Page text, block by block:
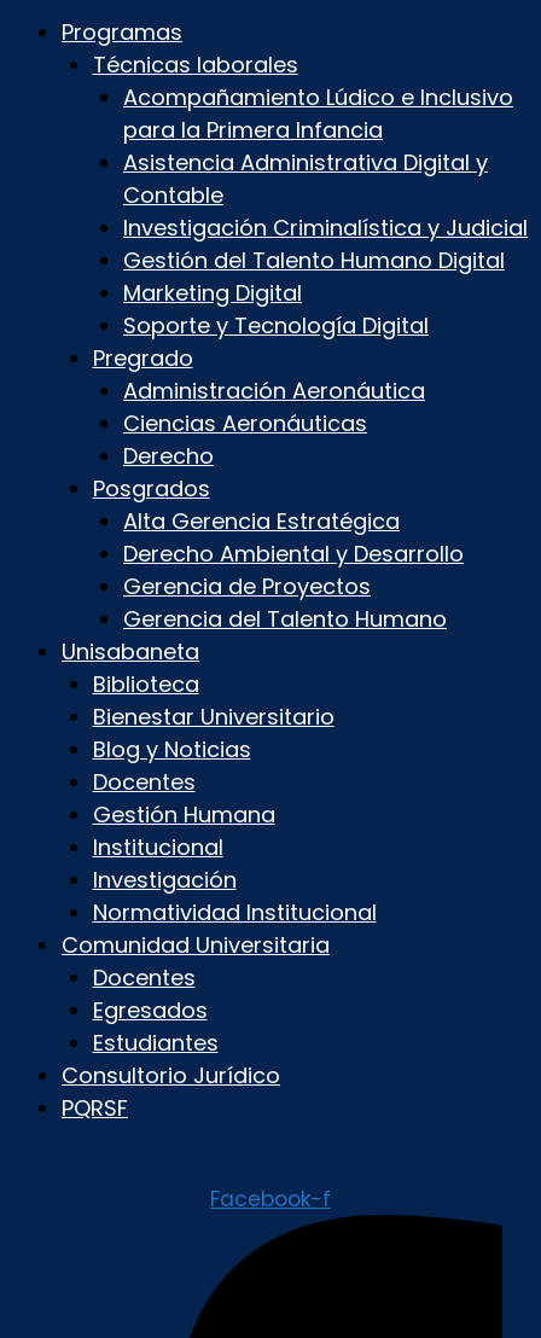
Programas
Técnicas laborales
Acompañamiento Lúdico e Inclusivo
para la Primera Infancia
Asistencia Administrativa Digital y
Contable
Investigación Criminalística y Judicial
Gestión del Talento Humano Digital
Marketing Digital
Soporte y Tecnología Digital
Pregrado
Administración Aeronáutica
Ciencias Aeronáuticas
Derecho
Posgrados
Alta Gerencia Estratégica
Derecho Ambiental y Desarrollo
Gerencia de Proyectos
Gerencia del Talento Humano
Unisabaneta
Biblioteca
Bienestar Universitario
Blog y Noticias
Docentes
Gestión Humana
Institucional
Investigación
Normatividad Institucional
Comunidad Universitaria
Docentes
Egresados
Estudiantes
Consultorio Jurídico
PQRSF
Facebook-f